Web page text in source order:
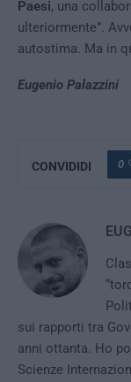
Paesi, una
ulteriormente”.
autostima. Ma in
Eugenio Palazzini
CONVIDIDI 0
sui rapporti tra
anni ottanta. Ho
Scienze